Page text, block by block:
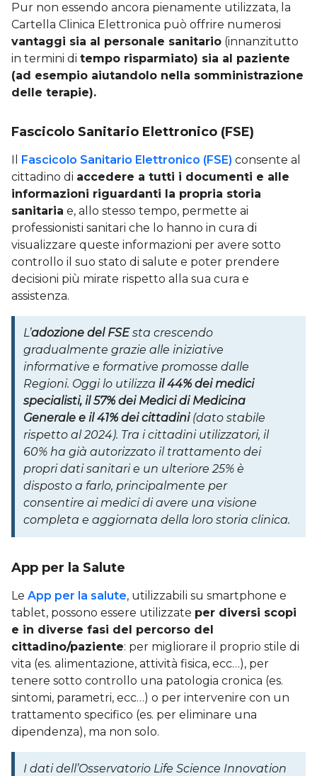
Pur non essendo ancora pienamente utilizzata, la
Cartella Clinica Elettronica può offrire numerosi
vantaggi sia al personale sanitario (innanzitutto
in termini di tempo risparmiato) sia al paziente
(ad esempio aiutandolo nella somministrazione
delle terapie).
Fascicolo Sanitario Elettronico (FSE)
Il Fascicolo Sanitario Elettronico (FSE) consente al
cittadino di accedere a tutti i documenti e alle
informazioni riguardanti la propria storia
sanitaria e, allo stesso tempo, permette ai
professionisti sanitari che lo hanno in cura di
visualizzare queste informazioni per avere sotto
controllo il suo stato di salute e poter prendere
decisioni più mirate rispetto alla sua cura e
assistenza.
L’adozione del FSEsta crescendo
gradualmente grazie alle iniziative
informative e formative promosse dalle
Regioni. Oggi lo utilizza il 44% dei medici
specialisti, il 57% dei Medici di Medicina
Generale e il 41% dei cittadini (dato stabile
rispetto al 2024). Tra i cittadini utilizzatori, il
60% ha già autorizzato il trattamento dei
propri dati sanitari e un ulteriore 25% è
disposto a farlo, principalmente per
consentire ai medici di avere una visione
completa e aggiornata della loro storia clinica.
App per la Salute
Le App per la salute, utilizzabili su smartphone e
tablet, possono essere utilizzate per diversi scopi
e in diverse fasi del percorso del
cittadino/paziente: per migliorare il proprio stile di
vita (es. alimentazione, attività fisica, ecc…), per
tenere sotto controllo una patologia cronica (es.
sintomi, parametri, ecc…) o per intervenire con un
trattamento specifico (es. per eliminare una
dipendenza), ma non solo.
I dati dell’Osservatorio Life Science Innovation